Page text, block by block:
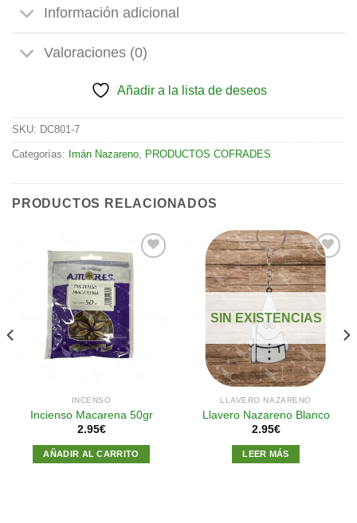
Información adicional
Valoraciones (0)
Añadir a la lista de deseos
SKU: DC801-7
Categorías: Imán Nazareno PRODUCTOS COFRADES
PRODUCTOS RELACIONADOS
INCENSO
Incienso Macarena 50gr
2.95€
AÑADIR AL CARRITO
lista de
SIN EXISTENCIAS
LLAVERO NAZARENO
Llavero Nazareno Blanco
2.95€
LEER MÁS